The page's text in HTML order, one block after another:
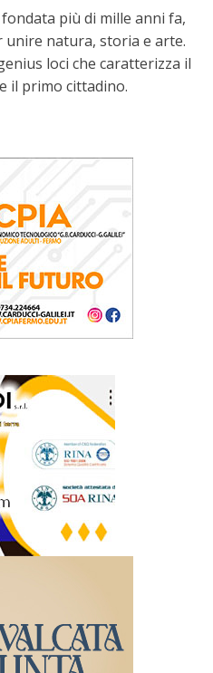
più di mille anni fa,
natura, storia e arte.
loci che caratterizza il
il primo cittadino.